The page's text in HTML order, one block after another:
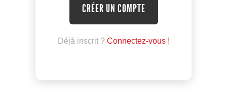
CRÉER UN COMPTE
Déjà inscrit ? Connectez-vous !